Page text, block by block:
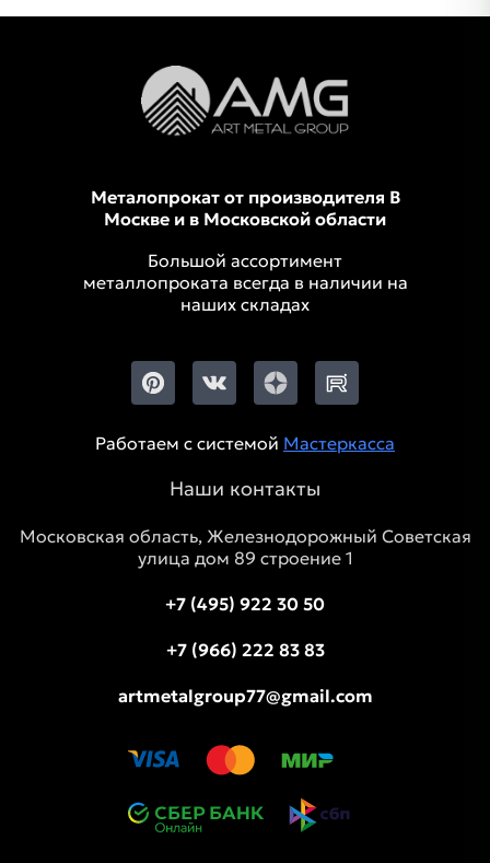
Металопрокат от производителя В
Москве и в Московской области
Большой ассортимент
металлопроката всегда в наличии на
наших складах
Работаем с системой Мастеркасса
Наши контакты
Московская область, Железнодорожный Советская
улица дом 89 строение 1
+7 (495) 922 30 50
+7 (966) 222 83 83
artmetalgroup77@gmail.com